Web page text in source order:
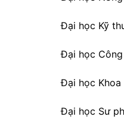
Đại học Kỹ
Đại học
Đại học Khoa
Đại học Sư